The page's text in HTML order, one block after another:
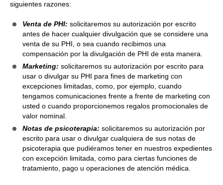
siguientes razones:
Venta de PHI: solicitaremos su autorización por escrito
antes de hacer cualquier divulgación que se considere una
venta de su PHI, o sea cuando recibimos una
compensación por la divulgación de PHI de esta manera.
Marketing: solicitaremos su autorización por escrito para
usar o divulgar su PHI para fines de marketing con
excepciones limitadas, como, por ejemplo, cuando
tengamos comunicaciones frente a frente de marketing con
usted o cuando proporcionemos regalos promocionales de
valor nominal.
Notas de psicoterapia: solicitaremos su autorización por
escrito para usar o divulgar cualquiera de sus notas de
psicoterapia que pudiéramos tener en nuestros expedientes
con excepción limitada, como para ciertas funciones de
tratamiento, pago u operaciones de atención médica.